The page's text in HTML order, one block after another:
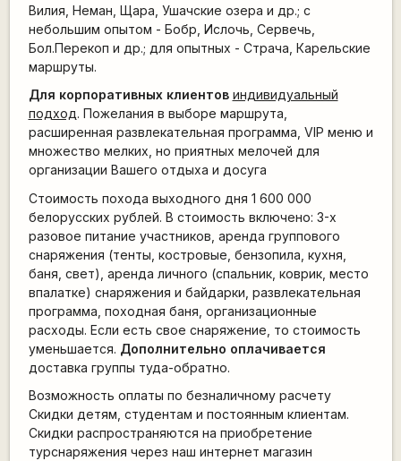
Вилия, Неман, Щара, Ушачские озера и др.; с
небольшим опытом - Бобр, Ислочь, Сервечь,
Бол.Перекоп и др.; для опытных - Страча, Карельские
маршруты.
Для корпоративных клиентов индивидуальный
подход. Пожелания в выборе маршрута,
расширенная развлекательная программа, VIP меню и
множество мелких, но приятных мелочей для
организации Вашего отдыха и досуга
Стоимость похода выходного дня 1 600 000
белорусских рублей. В стоимость включено: 3-х
разовое питание участников, аренда группового
снаряжения (тенты, костровые, бензопила, кухня,
баня, свет), аренда личного (спальник, коврик, место
впалатке) снаряжения и байдарки, развлекательная
программа, походная баня, организационные
расходы. Если есть свое снаряжение, то стоимость
уменьшается. Дополнительно оплачивается
доставка группы туда-обратно.
Возможность оплаты по безналичному расчету
Скидки детям, студентам и постоянным клиентам.
Скидки распространяются на приобретение
турснаряжения через наш интернет магазин